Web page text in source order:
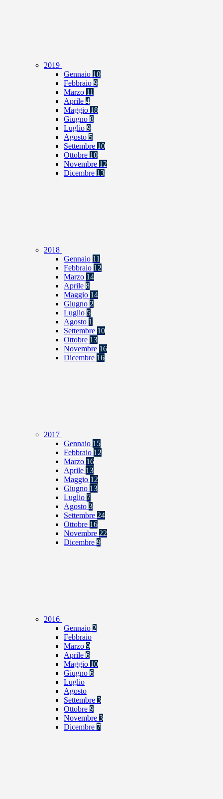
2019
Gennaio 10
Febbraio 9
Marzo 11
Aprile 4
Maggio 18
Giugno 8
Luglio 9
Agosto 5
Settembre 10
Ottobre 10
Novembre 12
Dicembre 13
2018
Gennaio 11
Febbraio 12
Marzo 14
Aprile 8
Maggio 14
Giugno 2
Luglio 5
Agosto 1
Settembre 10
Ottobre 13
Novembre 16
Dicembre 16
2017
Gennaio 15
Febbraio 12
Marzo 16
Aprile 13
Maggio 12
Giugno 13
Luglio 7
Agosto 3
Settembre 24
Ottobre 16
Novembre 22
Dicembre 9
2016
Gennaio 2
Febbraio
Marzo 9
Aprile 6
Maggio 10
Giugno 6
Luglio
Agosto
Settembre 3
Ottobre 9
Novembre 3
Dicembre 7